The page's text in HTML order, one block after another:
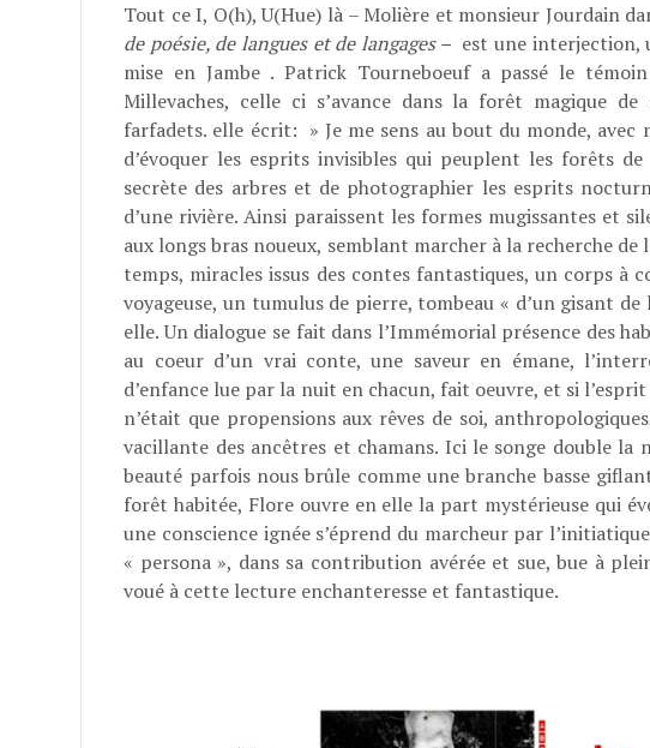
Tout ce I, O(h), U(Hue) là – Molière et monsieur Jourdain
de poésie, de langues et de langages – est une interjection,
mise en Jambe . Patrick Tourneboeuf a passé le
Millevaches, celle ci s’avance dans la forêt magique
farfadets. elle écrit: » Je me sens au bout du monde, avec
d’évoquer les esprits invisibles qui peuplent les forêts
secrète des arbres et de photographier les esprits
d’une rivière. Ainsi paraissent les formes mugissantes et
aux longs bras noueux, semblant marcher à la recherche
temps, miracles issus des contes fantastiques, un corps à
voyageuse, un tumulus de pierre, tombeau « d’un gisant
elle. Un dialogue se fait dans l’Immémorial présence des
au coeur d’un vrai conte, une saveur en émane,
d’enfance lue par la nuit en chacun, fait oeuvre, et si
n’était que propensions aux rêves de soi,
vacillante des ancêtres et chamans. Ici le songe double
beauté parfois nous brûle comme une branche basse
forêt habitée, Flore ouvre en elle la part mystérieuse qui
une conscience ignée s’éprend du marcheur par
« persona », dans sa contribution avérée et sue, bue à
voué à cette lecture enchanteresse et fantastique.